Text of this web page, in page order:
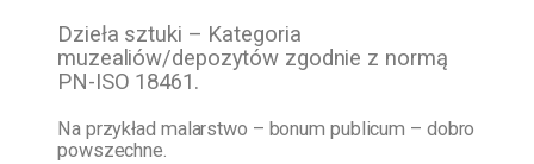
Dzieła sztuki – Kategoria
muzealiów/depozytów zgodnie z normą
PN-ISO 18461.
Na przykład malarstwo – bonum publicum – dobro
powszechne.